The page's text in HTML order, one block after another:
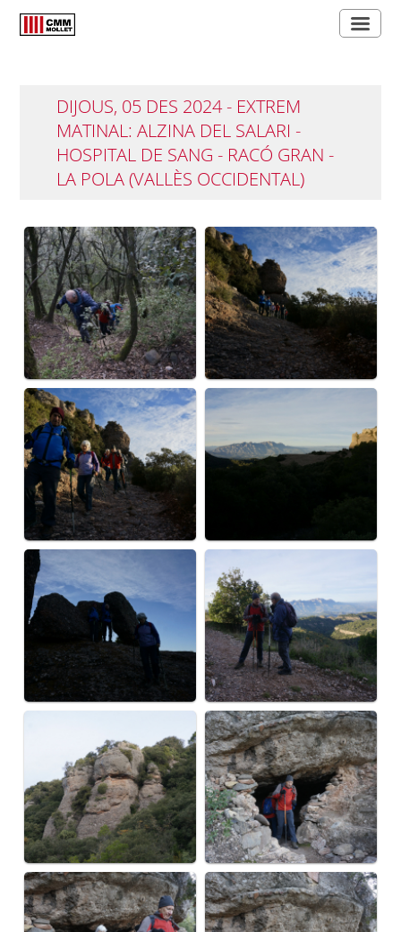
DIJOUS, 05 DES 2024 - EXTREM
MATINAL: ALZINA DEL SALARI -
HOSPITAL DE SANG - RACÓ GRAN -
LA POLA (VALLÈS OCCIDENTAL)